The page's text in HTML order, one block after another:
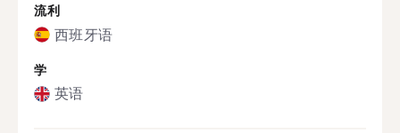
流利
西班牙语
学
英语